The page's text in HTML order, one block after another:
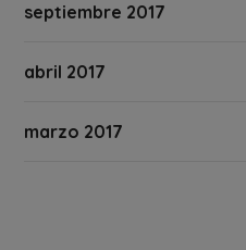
septiembre 2017
abril 2017
marzo 2017